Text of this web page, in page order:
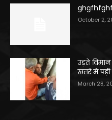
October 2,
उड़ते
खतरे में
March 28,